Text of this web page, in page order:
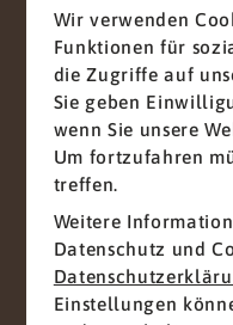
Telefon
Nachricht
Wir verwenden
Funktionen für
die Zugriffe auf
Sie geben
wenn Sie unsere
Um fortzufahren
treffen.
Weitere
Datenschutz und
Einstellungen